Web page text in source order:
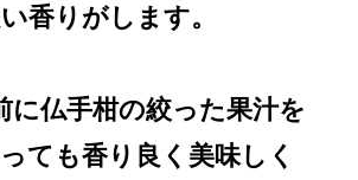
香りがします。
に仏手柑の絞った果汁を
ても香り良く美味しく